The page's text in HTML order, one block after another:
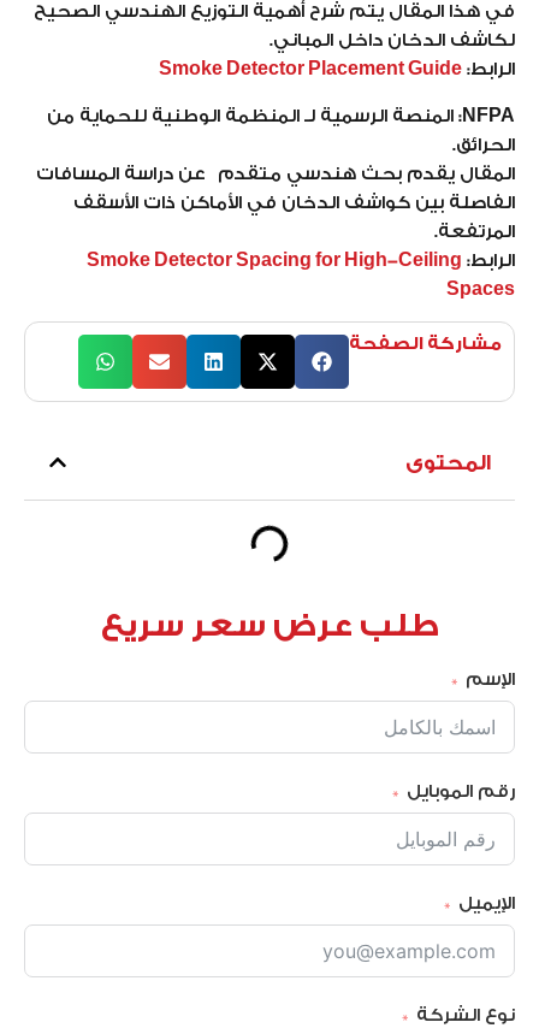
في هذا المقال يتم شرح أهمية التوزيع الهندسي الصحيح
لكاشف الدخان داخل المباني.
الرابط: Smoke Detector Placement Guide
NFPA: المنصة الرسمية لـ المنظمة الوطنية للحماية من
الحرائق.
المقال يقدم بحث هندسي متقدم عن دراسة المسافات
الفاصلة بين كواشف الدخان في الأماكن ذات الأسقف
المرتفعة.
الرابط: Smoke Detector Spacing for High-Ceiling
Spaces
مشاركة الصفحة
المحتوى
طلب عرض سعر سريع
الإسم
رقم الموبايل
الإيميل
نوع الشركة